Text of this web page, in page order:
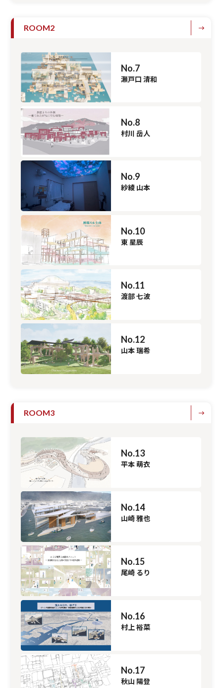
ROOM2
No.7
瀬戸口 清和
No.8
村川 岳人
No.9
紗綾 山本
No.10
東 星辰
No.11
渡部 七波
No.12
山本 瑞希
ROOM3
No.13
平本 萌衣
No.14
山崎 雅也
No.15
尾崎 るり
No.16
村上 裕菜
No.17
秋山 陽登